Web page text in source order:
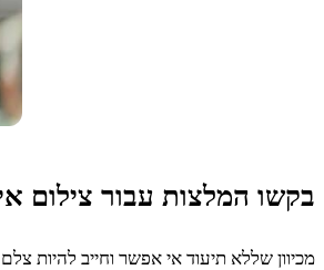
בקשו המלצות עבור צילום
מכיוון שללא תיעוד אי אפשר וחייב